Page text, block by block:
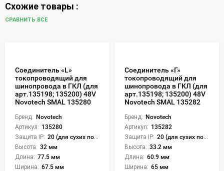
Схожие товары :
СРАВНИТЬ ВСЕ
Соединитель «L»
токопроводящий для
шинопровода в ГКЛ (для
арт.135198; 135200) 48V
Novotech SMAL 135280
Бренд: Novotech
Артикул: 135280
Защита IP: 20 (для сухих пом.)
Высота: 32 мм
Длина: 77.5 мм
Ширина: 67.5 мм
Соединитель «Г»
токопроводящий для
шинопровода в ГКЛ (для
арт.135198; 135200) 48V
Novotech SMAL 135282
Бренд: Novotech
Артикул: 135282
Защита IP: 20 (для сухих пом.)
Высота: 33.2 мм
Длина: 60.9 мм
Ширина: 65 мм